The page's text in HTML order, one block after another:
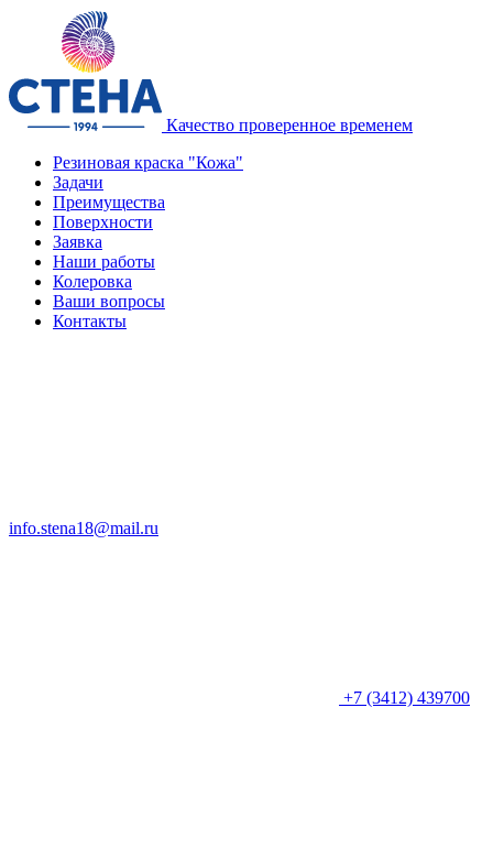
Качество проверенное временем
Резиновая краска "Кожа"
Задачи
Преимущества
Поверхности
Заявка
Наши работы
Колеровка
Ваши вопросы
Контакты
info.stena18@mail.ru
+7 (3412) 439700